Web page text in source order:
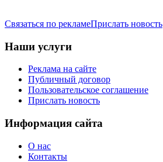
Связаться по рекламеПрислать новость
Наши услуги
Реклама на сайте
Публичный договор
Пользовательское соглашение
Прислать новость
Информация сайта
О нас
Контакты